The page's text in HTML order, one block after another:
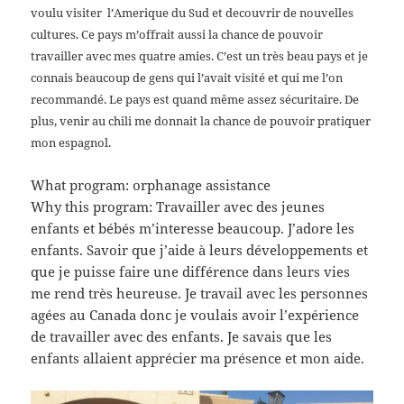
voulu visiter l’Amerique du Sud et decouvrir de nouvelles
cultures. Ce pays m’offrait aussi la chance de pouvoir
travailler avec mes quatre amies. C’est un très beau pays et je
connais beaucoup de gens qui l’avait visité et qui me l’on
recommandé. Le pays est quand même assez sécuritaire. De
plus, venir au chili me donnait la chance de pouvoir pratiquer
mon espagnol.
What program: orphanage assistance
Why this program: Travailler avec des jeunes
enfants et bébés m’interesse beaucoup. J’adore les
enfants. Savoir que j’aide à leurs développements et
que je puisse faire une différence dans leurs vies
me rend très heureuse. Je travail avec les personnes
agées au Canada donc je voulais avoir l’expérience
de travailler avec des enfants. Je savais que les
enfants allaient apprécier ma présence et mon aide.